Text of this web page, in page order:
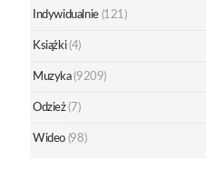
Indywidualnie (121)
Książki (4)
Muzyka (9209)
Odzież (7)
Wideo (98)